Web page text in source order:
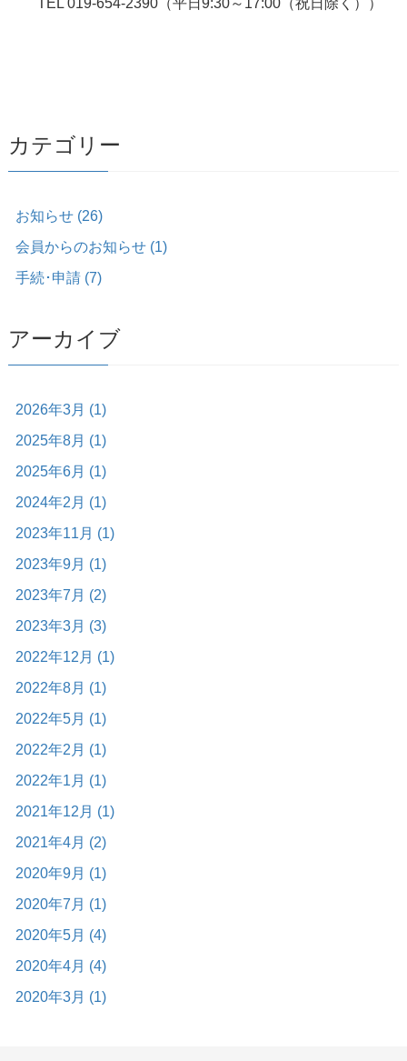
TEL 019-654-2390（平日9:30～17:00（祝日除く））
カテゴリー
お知らせ (26)
会員からのお知らせ (1)
手続･申請 (7)
アーカイブ
2026年3月 (1)
2025年8月 (1)
2025年6月 (1)
2024年2月 (1)
2023年11月 (1)
2023年9月 (1)
2023年7月 (2)
2023年3月 (3)
2022年12月 (1)
2022年8月 (1)
2022年5月 (1)
2022年2月 (1)
2022年1月 (1)
2021年12月 (1)
2021年4月 (2)
2020年9月 (1)
2020年7月 (1)
2020年5月 (4)
2020年4月 (4)
2020年3月 (1)